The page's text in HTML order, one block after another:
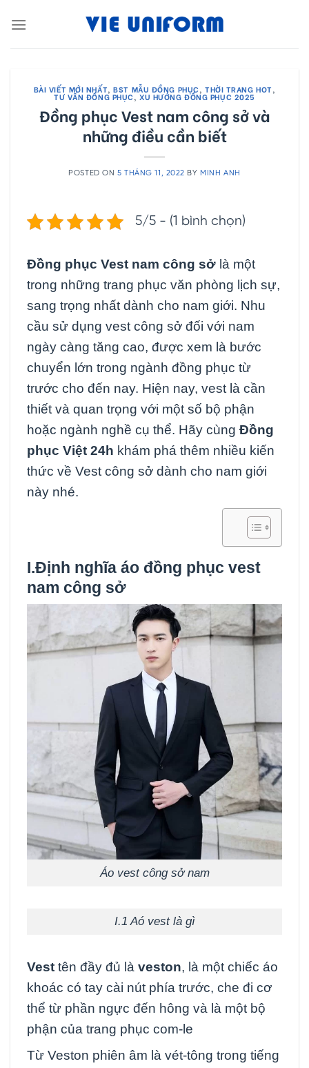
BÀI VIẾT MỚI NHẤT,BST MẪU ĐỒNG PHỤC, THỜI TRANG HOT,
TƯ VẤN ĐỒNG PHỤC,XU HƯỚNG ĐỒNG PHỤC 2025
Đồng phục Vest nam công sở và
những điều cần biết
POSTED ON 5 THÁNG 11, 2022 BY MINH ANH
5/5 - (1 bình chọn)
Đồng phục Vest nam công sở là một
trong những trang phục văn phòng lịch sự,
sang trọng nhất dành cho nam giới. Nhu
cầu sử dụng vest công sở đối với nam
ngày càng tăng cao, được xem là bước
chuyển lớn trong ngành đồng phục từ
trước cho đến nay. Hiện nay, vest là cần
thiết và quan trọng với một số bộ phận
hoặc ngành nghề cụ thể. Hãy cùng Đồng
phục Việt 24h khám phá thêm nhiều kiến
thức về Vest công sở dành cho nam giới
này nhé.
I.Định nghĩa áo đồng phục vest
nam công sở
Áo vest công sở nam
I.1 Aó vest là gì
Vest tên đầy đủ là veston, là một chiếc áo
khoác có tay cài nút phía trước, che đi cơ
thể từ phần ngực đến hông và là một bộ
phận của trang phục com-le
Từ Veston phiên âm là vét-tông trong tiếng